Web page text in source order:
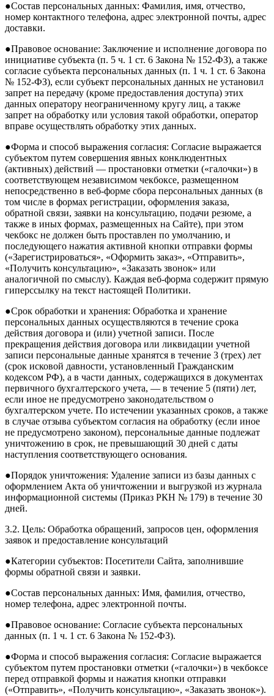
●Состав персональных данных: Фамилия, имя, отчество,
номер контактного телефона, адрес электронной почты, адрес
доставки.
●Правовое основание: Заключение и исполнение договора по
инициативе субъекта (п. 5 ч. 1 ст. 6 Закона № 152-ФЗ), а также
согласие субъекта персональных данных (п. 1 ч. 1 ст. 6 Закона
№ 152-ФЗ), если субъект персональных данных не установил
запрет на передачу (кроме предоставления доступа) этих
данных оператору неограниченному кругу лиц, а также
запрет на обработку или условия такой обработки, оператор
вправе осуществлять обработку этих данных.
●Форма и способ выражения согласия: Согласие выражается
субъектом путем совершения явных конклюдентных
(активных) действий — простановки отметки («галочки») в
соответствующем независимом чекбоксе, размещенном
непосредственно в веб-форме сбора персональных данных (в
том числе в формах регистрации, оформления заказа,
обратной связи, заявки на консультацию, подачи резюме, а
также в иных формах, размещенных на Сайте), при этом
чекбокс не должен быть проставлен по умолчанию, и
последующего нажатия активной кнопки отправки формы
(«Зарегистрироваться», «Оформить заказ», «Отправить»,
«Получить консультацию», «Заказать звонок» или
аналогичной по смыслу). Каждая веб-форма содержит прямую
гиперссылку на текст настоящей Политики.
●Срок обработки и хранения: Обработка и хранение
персональных данных осуществляются в течение срока
действия договора и (или) учетной записи. После
прекращения действия договора или ликвидации учетной
записи персональные данные хранятся в течение 3 (трех) лет
(срок исковой давности, установленный Гражданским
кодексом РФ), а в части данных, содержащихся в документах
первичного бухгалтерского учета, — в течение 5 (пяти) лет,
если иное не предусмотрено законодательством о
бухгалтерском учете. По истечении указанных сроков, а также
в случае отзыва субъектом согласия на обработку (если иное
не предусмотрено законом), персональные данные подлежат
уничтожению в срок, не превышающий 30 дней с даты
наступления соответствующего основания.
●Порядок уничтожения: Удаление записи из базы данных с
оформлением Акта об уничтожении и выгрузкой из журнала
информационной системы (Приказ РКН № 179) в течение 30
дней.
3.2. Цель: Обработка обращений, запросов цен, оформления
заявок и предоставление консультаций
●Категории субъектов: Посетители Сайта, заполнившие
формы обратной связи и заявки.
●Состав персональных данных: Имя, фамилия, отчество,
номер телефона, адрес электронной почты.
●Правовое основание: Согласие субъекта персональных
данных (п. 1 ч. 1 ст. 6 Закона № 152-ФЗ).
●Форма и способ выражения согласия: Согласие выражается
субъектом путем простановки отметки («галочки») в чекбоксе
перед отправкой формы и нажатия кнопки отправки
(«Отправить», «Получить консультацию», «Заказать звонок»).